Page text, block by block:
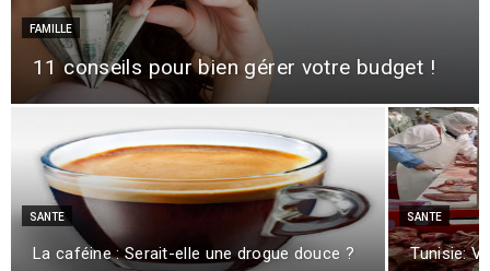
FAMILLE
11 conseils pour bien gérer votre budget !
SANTE
La caféine : Serait-elle une drogue douce ?
SANTE
Tunisie: